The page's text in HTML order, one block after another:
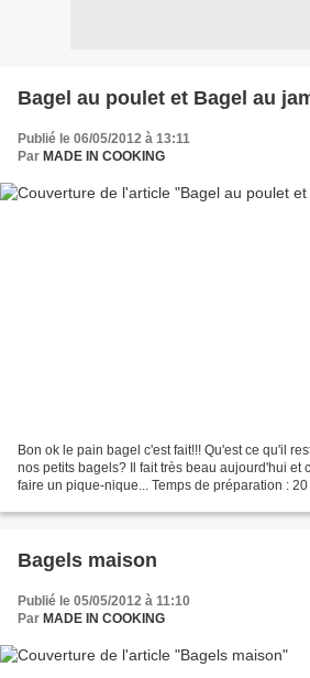
Bagel au poulet et Bagel au
Publié le 06/05/2012 à 13:11
Par MADE IN COOKING
Bon ok le pain bagel c'est fait!!! Qu'est ce qu'il
nos petits bagels? Il fait très beau aujourd'hui et
faire un pique-nique... Temps de préparation :
Bagels maison
Publié le 05/05/2012 à 11:10
Par MADE IN COOKING